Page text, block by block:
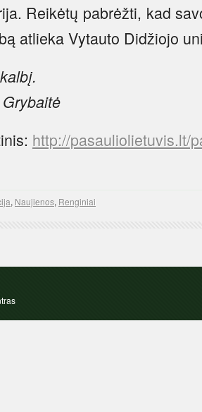
Reikėtų pabrėžti, kad
atlieka Vytauto Didžiojo
http://pasauliolietuvis.lt/
, Naujienos, Renginiai